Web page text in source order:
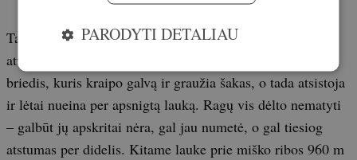
Tamsoje po pirmųjų pūgų gyvūnai vėl pradeda rodytis
atvirose vietose. Už kokių 300 metrų krūmuose guli
briedis, kuris kraipo galvą ir graužia šakas, o tada atsistoja
ir lėtai nueina per apsnigtą lauką. Ragų vis dėlto nematyti
– galbūt jų apskritai nėra, gal jau numetė, o gal tiesiog
atstumas per didelis. Kitame lauke prie miško ribos 960 m
PARODYTI DETALIAU